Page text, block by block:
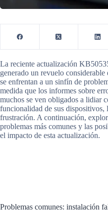
La reciente actualización
generado un revuelo considerable
se enfrentan a un sinfín de
medida que los informes sobre
muchos se ven obligados a lidiar
funcionalidad de sus dispositivos,
frustración. A continuación,
problemas más comunes y las
el impacto de esta actualización.
Problemas comunes: instalación